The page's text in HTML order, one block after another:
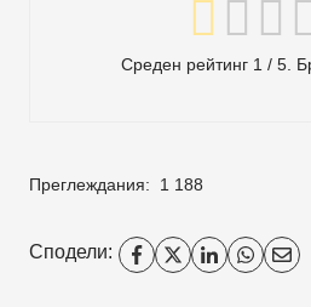
Среден рейтинг 1 / 5.
Преглеждания: 1 188
Сподели: